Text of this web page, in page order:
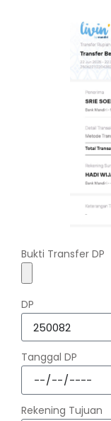
Bukti Transfer DP
DP
Tanggal DP
Rekening Tujuan